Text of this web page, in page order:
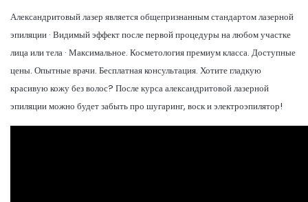
Александритовый лазер является общепризнанным стандартом лазерной
эпиляции · Видимый эффект после первой процедуры на любом участке
лица или тела · Максимальное. Косметология премиум класса. Доступные
цены. Опытные врачи. Бесплатная консультация. Хотите гладкую
красивую кожу без волос? После курса александритовой лазерной
эпиляции можно будет забыть про шугаринг, воск и электроэпилятор!